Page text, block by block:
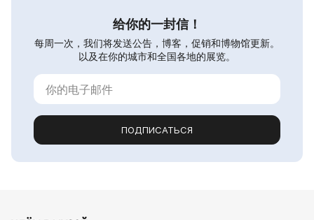
给你的一封信！
每周一次，我们将发送公告，博客，促销和博物馆更新。
以及在你的城市和全国各地的展览。
ПОДПИСАТЬСЯ